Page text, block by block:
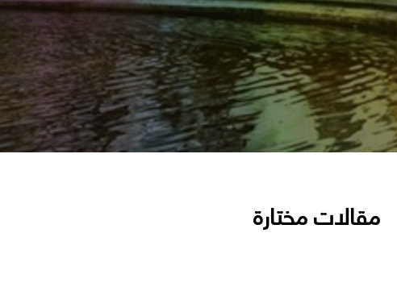
مقالات مختارة